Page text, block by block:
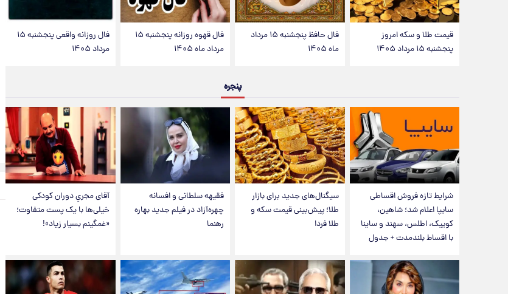
قیمت طلا و سکه امروز
پنجشنبه ۱۵ مرداد ۱۴۰۵
فال حافظ پنجشنبه ۱۵ مرداد
ماه ۱۴۰۵
فال قهوه روزانه پنجشنبه ۱۵
مرداد ماه ۱۴۰۵
فال روزانه واقعی پنجشنبه ۱۵
مرداد ۱۴۰۵
پنجره
شرایط تازه فروش اقساطی
سایپا اعلام شد؛ شاهین،
کوییک، اطلس، سهند و ساینا
با اقساط بلندمدت + جدول
سیگنال‌های جدید برای بازار
طلا؛ پیش‌بینی قیمت سکه و
طلا فردا
فقیهه سلطانی و افسانه
چهره‌آزاد در فیلم جدید بهاره
رهنما
آقای مجریِ دوران کودکی
خیلی‌ها با یک پست متفاوت؛
«غمگینم بسیار زیاد»!